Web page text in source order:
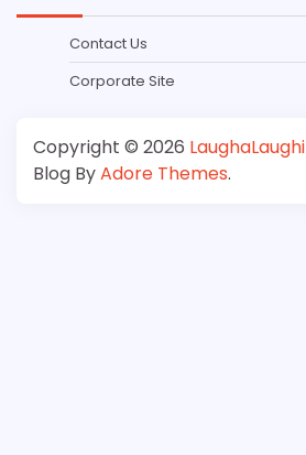
Contact Us
Corporate Site
Copyright © 2026 LaughaLaughi
Blog ByAdore Themes.